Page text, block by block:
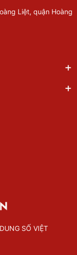
Liệt, quận Hoàng
SỐ VIỆT